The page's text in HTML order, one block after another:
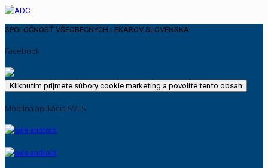
SPOLOČNOSŤ VŠEOBECNÝCH LEKÁROV SLOVENSKA
Facebook
Kliknutím prijmete súbory cookie marketing a povolíte tento obsah
Mobilná aplikácia SVLS